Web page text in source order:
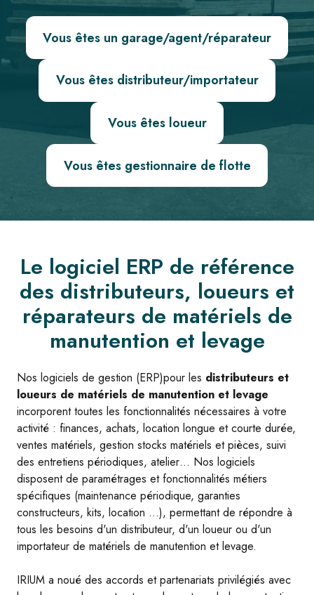
Vous êtes un garage/agent/réparateur
Vous êtes distributeur/importateur
Vous êtes loueur
Vous êtes gestionnaire de flotte
Le logiciel ERP de référence
des distributeurs, loueurs et
réparateurs de matériels de
manutention et levage
Nos logiciels de gestion (ERP)pour les distributeurs et
loueurs de matériels de manutention et levage
incorporent toutes les fonctionnalités nécessaires à votre
activité : finances, achats, location longue et courte durée,
ventes matériels, gestion stocks matériels et pièces, suivi
des entretiens périodiques, atelier… Nos logiciels
disposent de paramétrages et fonctionnalités métiers
spécifiques (maintenance périodique, garanties
constructeurs, kits, location ...), permettant de répondre à
tous les besoins d'un distributeur, d'un loueur ou d'un
importateur de matériels de manutention et levage.
IRIUM a noué des accords et partenariats privilégiés avec